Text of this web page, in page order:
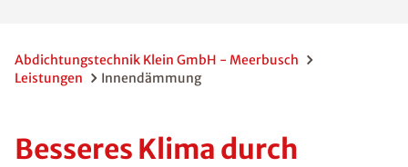
Abdichtungstechnik Klein GmbH - Meerbusch
Leistungen
Innendämmung
Besseres Klima durch